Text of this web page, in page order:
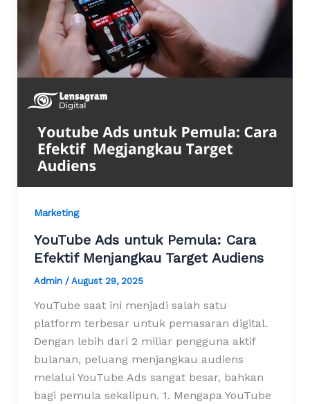
Marketing
YouTube Ads untuk Pemula: Cara
Efektif Menjangkau Target Audiens
Admin / August 29, 2025
YouTube saat ini menjadi salah satu
platform terbesar untuk pemasaran digital.
Dengan lebih dari 2 miliar pengguna aktif
bulanan, peluang menjangkau audiens
melalui YouTube Ads sangat besar, bahkan
bagi pemula sekalipun. 1. Mengapa YouTube